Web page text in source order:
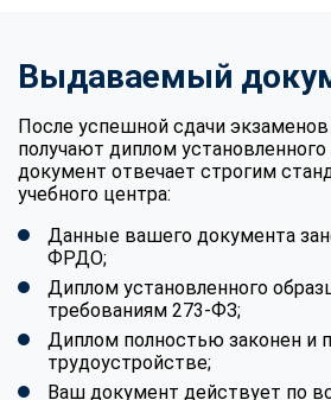
Выдаваемый
После успешной сдачи
получают диплом
документ отвечает строгим
учебного центра:
Данные вашего документа
ФРДО;
Диплом установленного
требованиям 273-ФЗ;
Диплом полностью законен и
трудоустройстве;
Ваш документ действует по